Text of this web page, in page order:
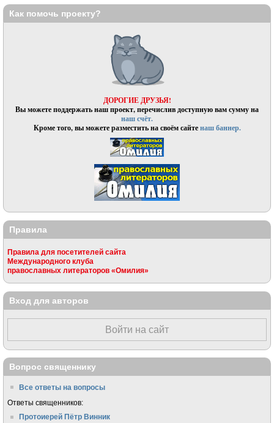
Как помочь проекту?
ДОРОГИЕ ДРУЗЬЯ!
Вы можете поддержать наш проект, перечислив доступную вам сумму на
наш счёт.
Кроме того, вы можете разместить на своём сайтенаш баннер.
Правила
Правила для посетителей сайта
Международного клуба
православных литераторов «Омилия»
Вход для авторов
Войти на сайт
Вопрос священнику
Все ответы на вопросы
Ответы священников:
Протоиерей Пётр Винник